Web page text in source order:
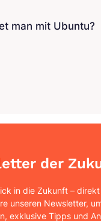
man mit Ubuntu?
der
in die Zukunft –
unseren Newsletter,
exklusive Tipps und